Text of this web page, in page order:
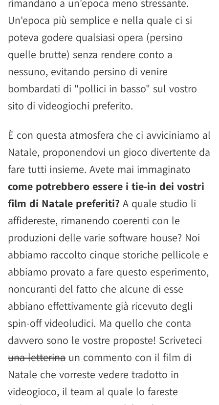
rimandano a un'epoca meno stressante.
Un'epoca più semplice e nella quale ci si
poteva godere qualsiasi opera (persino
quelle brutte) senza rendere conto a
nessuno, evitando persino di venire
bombardati di "pollici in basso" sul vostro
sito di videogiochi preferito.
È con questa atmosfera che ci avviciniamo al
Natale, proponendovi un gioco divertente da
fare tutti insieme. Avete mai immaginato
come potrebbero essere i tie-in dei vostri
film di Natale preferiti? A quale studio li
affidereste, rimanendo coerenti con le
produzioni delle varie software house? Noi
abbiamo raccolto cinque storiche pellicole e
abbiamo provato a fare questo esperimento,
noncuranti del fatto che alcune di esse
abbiano effettivamente già ricevuto degli
spin-off videoludici. Ma quello che conta
davvero sono le vostre proposte! Scriveteci
una letterina un commento con il film di
Natale che vorreste vedere tradotto in
videogioco, il team al quale lo fareste